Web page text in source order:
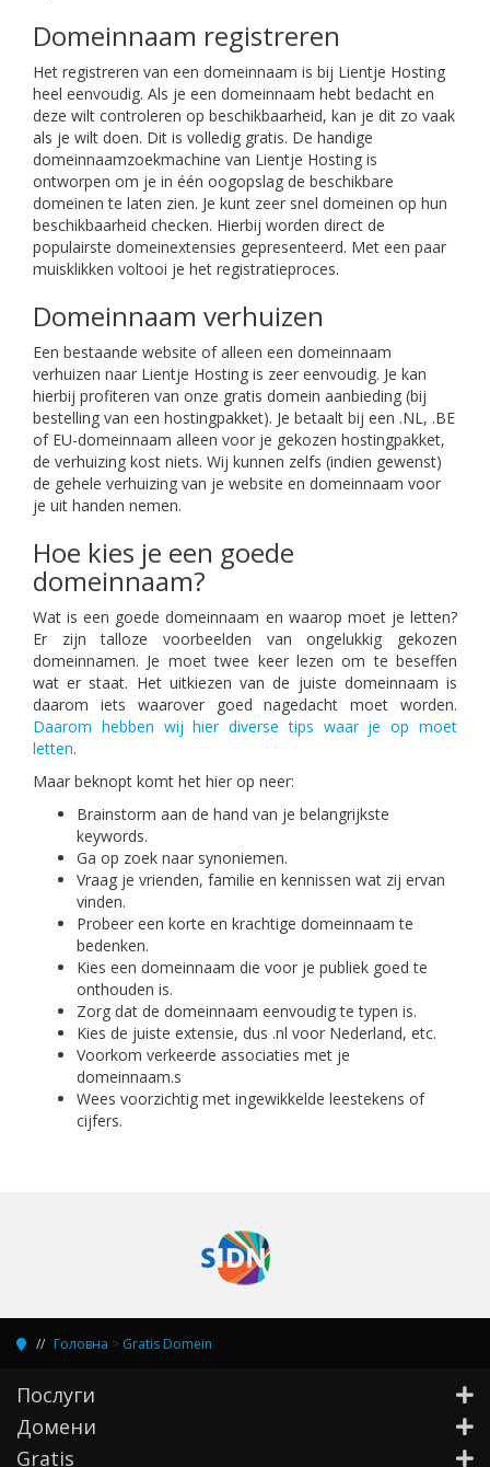
Domeinnaam registreren
Het registreren van een domeinnaam is bij Lientje Hosting
heel eenvoudig. Als je een domeinnaam hebt bedacht en
deze wilt controleren op beschikbaarheid, kan je dit zo vaak
als je wilt doen. Dit is volledig gratis. De handige
domeinnaamzoekmachine van Lientje Hosting is
ontworpen om je in één oogopslag de beschikbare
domeinen te laten zien. Je kunt zeer snel domeinen op hun
beschikbaarheid checken. Hierbij worden direct de
populairste domeinextensies gepresenteerd. Met een paar
muisklikken voltooi je het registratieproces.
Domeinnaam verhuizen
Een bestaande website of alleen een domeinnaam
verhuizen naar Lientje Hosting is zeer eenvoudig. Je kan
hierbij profiteren van onze gratis domein aanbieding (bij
bestelling van een hostingpakket). Je betaalt bij een .NL, .BE
of EU-domeinnaam alleen voor je gekozen hostingpakket,
de verhuizing kost niets. Wij kunnen zelfs (indien gewenst)
de gehele verhuizing van je website en domeinnaam voor
je uit handen nemen.
Hoe kies je een goede
domeinnaam?
Wat is een goede domeinnaam en waarop moet je letten?
Er zijn talloze voorbeelden van ongelukkig gekozen
domeinnamen. Je moet twee keer lezen om te beseffen
wat er staat. Het uitkiezen van de juiste domeinnaam is
daarom iets waarover goed nagedacht moet worden.
Daarom hebben wij hier diverse tips waar je op moet
letten.
Maar beknopt komt het hier op neer:
Brainstorm aan de hand van je belangrijkste
keywords.
Ga op zoek naar synoniemen.
Vraag je vrienden, familie en kennissen wat zij ervan
vinden.
Probeer een korte en krachtige domeinnaam te
bedenken.
Kies een domeinnaam die voor je publiek goed te
onthouden is.
Zorg dat de domeinnaam eenvoudig te typen is.
Kies de juiste extensie, dus .nl voor Nederland, etc.
Voorkom verkeerde associaties met je
domeinnaam.s
Wees voorzichtig met ingewikkelde leestekens of
cijfers.
Головна > Gratis Domein
Послуги
Домени
Gratis